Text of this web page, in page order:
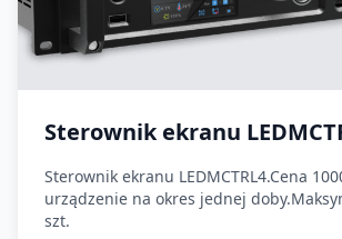
Sterownik ekranu
Sterownik ekranu LEDMCTRL4.Cena
urządzenie na okres jednej
szt.